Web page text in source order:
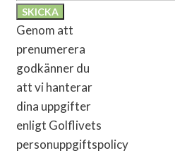
Genom att
prenumerera
godkänner du
att vi hanterar
dina uppgifter
enligt Golflivets
personuppgiftspolicy